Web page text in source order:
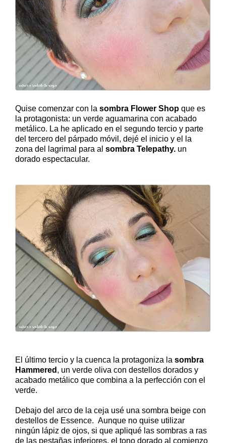
Quise comenzar con la sombra Flower Shop que es
la protagonista: un verde aguamarina con acabado
metálico. La he aplicado en el segundo tercio y parte
del tercero del párpado móvil, dejé el inicio y el la
zona del lagrimal para al sombra Telepathy. un
dorado espectacular.
El último tercio y la cuenca la protagoniza la sombra
Hammered , un verde oliva con destellos dorados y
acabado metálico que combina a la perfección con el
verde.
Debajo del arco de la ceja usé una sombra beige con
destellos de Essence. Aunque no quise utilizar
ningún lápiz de ojos, si que apliqué las sombras a ras
de las pestañas inferiores, el tono dorado al comienzo